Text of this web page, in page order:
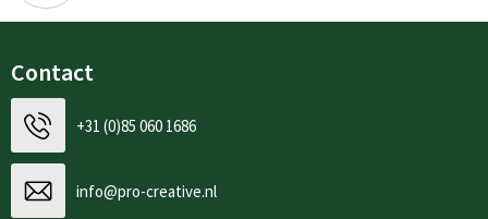
Contact
+31 (0)85 060 1686
info@pro-creative.nl